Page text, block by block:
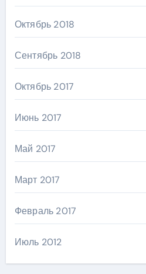
Октябрь 2018
Сентябрь 2018
Октябрь 2017
Июнь 2017
Май 2017
Март 2017
Февраль 2017
Июль 2012